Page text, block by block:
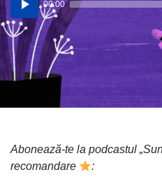
audio
00:00
Abonează-te la podcastul
recomandare
: